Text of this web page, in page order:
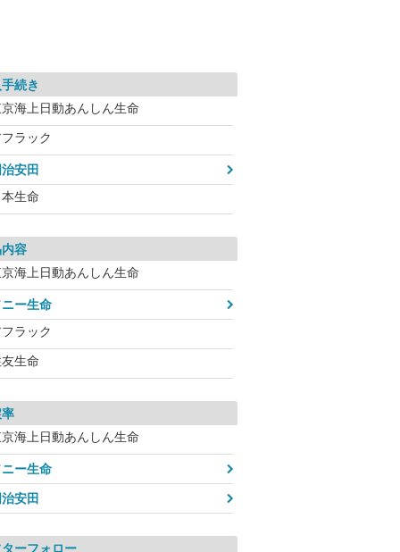
続き
海上日動あんしん生命
ラック
安田
生命
容
海上日動あんしん生命
ー生命
ラック
生命
海上日動あんしん生命
ー生命
安田
ーフォロー